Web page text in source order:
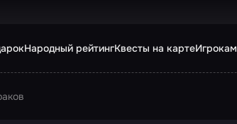
Народный рейтингКвесты на картеИгрокам